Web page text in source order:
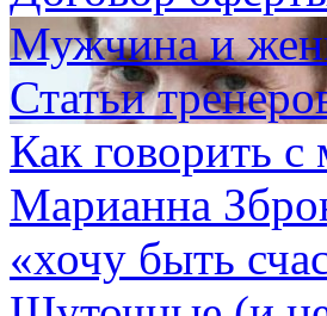
Мужчина и
Статьи
Как говорить
Марианна
«хочу быть